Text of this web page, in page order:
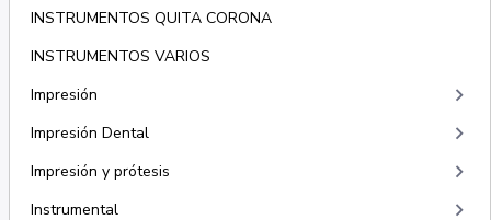
INSTRUMENTOS QUITA CORONA
INSTRUMENTOS VARIOS
Impresión
keyboard_arrow_right
Impresión Dental keyboard_arrow_right
Impresión y prótesis keyboard_arrow_right
Instrumental keyboard_arrow_right